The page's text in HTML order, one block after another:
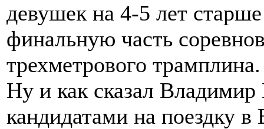
девушек на 4-5 лет
финальную часть
трехметрового трамплина.
Ну и как сказал
кандидатами на поездку